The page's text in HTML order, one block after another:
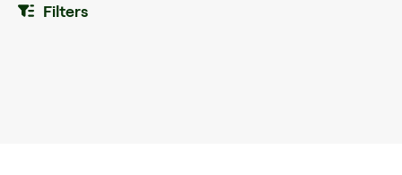
Filters